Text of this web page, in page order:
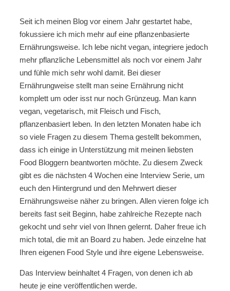
Seit ich meinen Blog vor einem Jahr gestartet habe,
fokussiere ich mich mehr auf eine pflanzenbasierte
Ernährungsweise. Ich lebe nicht vegan, integriere jedoch
mehr pflanzliche Lebensmittel als noch vor einem Jahr
und fühle mich sehr wohl damit. Bei dieser
Ernährungweise stellt man seine Ernährung nicht
komplett um oder isst nur noch Grünzeug. Man kann
vegan, vegetarisch, mit Fleisch und Fisch,
pflanzenbasiert leben. In den letzten Monaten habe ich
so viele Fragen zu diesem Thema gestellt bekommen,
dass ich einige in Unterstützung mit meinen liebsten
Food Bloggern beantworten möchte. Zu diesem Zweck
gibt es die nächsten 4 Wochen eine Interview Serie, um
euch den Hintergrund und den Mehrwert dieser
Ernährungsweise näher zu bringen. Allen vieren folge ich
bereits fast seit Beginn, habe zahlreiche Rezepte nach
gekocht und sehr viel von Ihnen gelernt. Daher freue ich
mich total, die mit an Board zu haben. Jede einzelne hat
Ihren eigenen Food Style und ihre eigene Lebensweise.
Das Interview beinhaltet 4 Fragen, von denen ich ab
heute je eine veröffentlichen werde.